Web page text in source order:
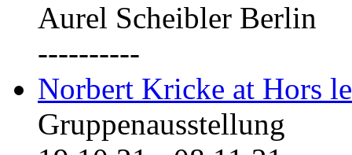
Aurel Scheibler Berlin
----------
Norbert Kricke at Hors
Gruppenausstellung